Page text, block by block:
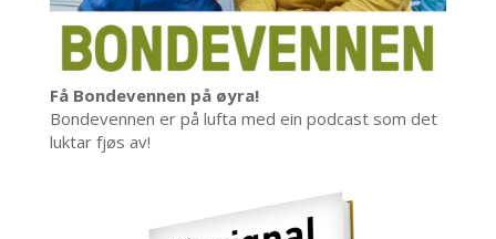
Få Bondevennen på øyra!
Bondevennen er på lufta med ein podcast som det
luktar fjøs av!